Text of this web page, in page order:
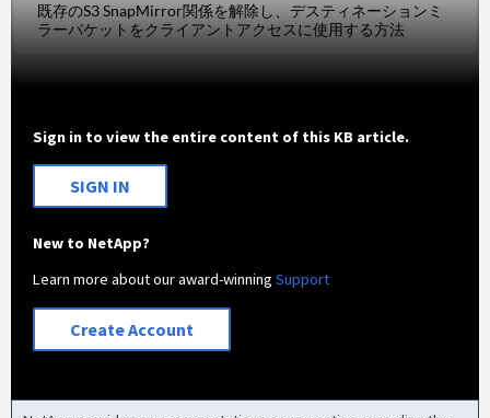
既存のS3 SnapMirror関係を解除し、デスティネーションミ
ラーバケットをクライアントアクセスに使用する方法
Sign in to view the entire content of this KB article.
SIGN IN
New to NetApp?
Learn more about our award-winningSupport
Create Account